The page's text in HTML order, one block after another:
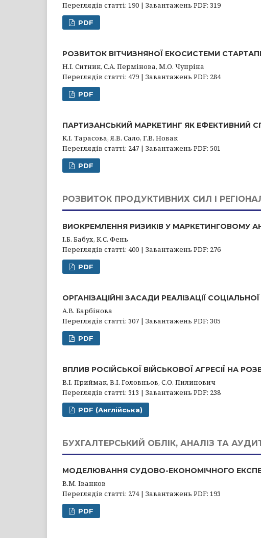
Переглядів статті: 190 | Завантажень PDF: 319
PDF
РОЗВИТОК ВІТЧИЗНЯНОЇ ЕКОСИСТЕМИ
Н.І. Ситник, С.А. Пермінова, М.О. Чупріна
Переглядів статті: 479 | Завантажень PDF: 284
PDF
ПАРТИЗАНСЬКИЙ МАРКЕТИНГ ЯК ЕФЕКТИВНИЙ
К.І. Тарасова, Я.В. Сало, Г.В. Новак
Переглядів статті: 247 | Завантажень PDF: 501
PDF
РОЗВИТОК ПРОДУКТИВНИХ СИЛ І
ВИОКРЕМЛЕННЯ РИЗИКІВ У МАРКЕТИНГОВОМУ
І.Б. Бабух, К.С. Фень
Переглядів статті: 400 | Завантажень PDF: 276
PDF
ОРГАНІЗАЦІЙНІ ЗАСАДИ РЕАЛІЗАЦІЇ
А.В. Барбінова
Переглядів статті: 307 | Завантажень PDF: 305
PDF
ВПЛИВ РОСІЙСЬКОЇ ВІЙСЬКОВОЇ АГРЕСІЇ НА
В.І. Приймак, В.І. Головньов, С.О. Пилипович
Переглядів статті: 313 | Завантажень PDF: 238
PDF (Англійська)
БУХГАЛТЕРСЬКИЙ ОБЛІК, АНАЛІЗ ТА
МОДЕЛЮВАННЯ СУДОВО-ЕКОНОМІЧНОГО
В.М. Іванков
Переглядів статті: 274 | Завантажень PDF: 193
PDF